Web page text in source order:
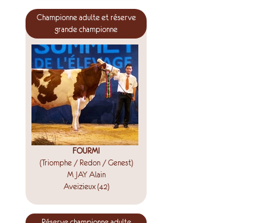
Championne adulte et réserve
grande championne
FOURMI
(Triomphe / Redon / Genest)
M JAY Alain
Aveizieux (42)